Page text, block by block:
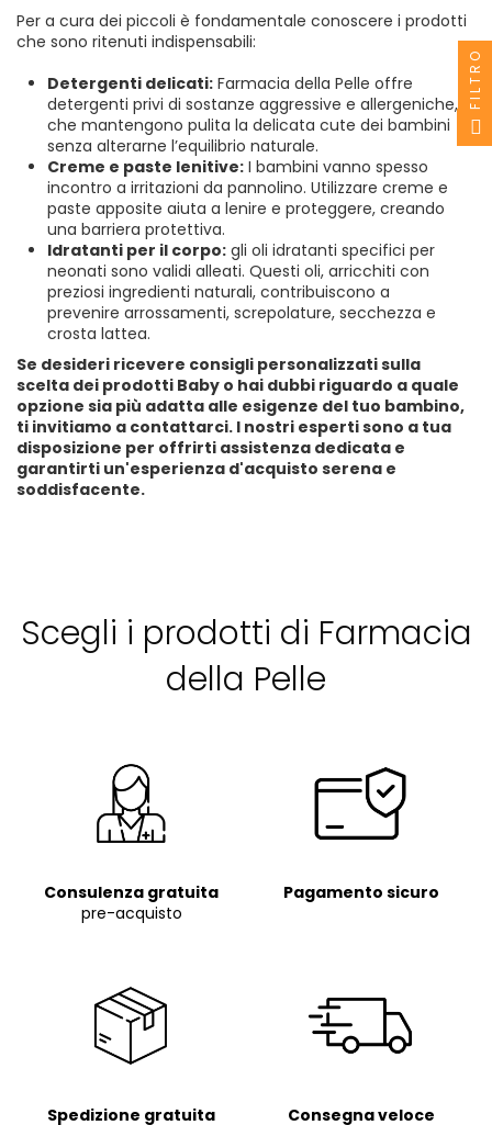
Per a cura dei piccoli è fondamentale conoscere i prodotti
che sono ritenuti indispensabili:
Detergenti delicati: Farmacia della Pelle offre
detergenti privi di sostanze aggressive e allergeniche,
che mantengono pulita la delicata cute dei bambini
senza alterarne l’equilibrio naturale.
Creme e paste lenitive: I bambini vanno spesso
incontro a irritazioni da pannolino. Utilizzare creme e
paste apposite aiuta a lenire e proteggere, creando
una barriera protettiva.
Idratanti per il corpo: gli oli idratanti specifici per
neonati sono validi alleati. Questi oli, arricchiti con
preziosi ingredienti naturali, contribuiscono a
prevenire arrossamenti, screpolature, secchezza e
crosta lattea.
Se desideri ricevere consigli personalizzati sulla
scelta dei prodotti Baby o hai dubbi riguardo a quale
opzione sia più adatta alle esigenze del tuo bambino,
ti invitiamo a contattarci. I nostri esperti sono a tua
disposizione per offrirti assistenza dedicata e
garantirti un'esperienza d'acquisto serena e
soddisfacente.
Scegli i prodotti di Farmacia
della Pelle
Consulenza gratuita
pre-acquisto
Pagamento sicuro
Spedizione gratuita
Consegna veloce
FILTRO